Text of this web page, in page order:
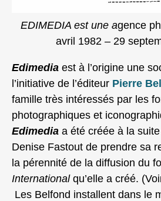
EDIMEDIA est une agence
avril 1982 – 29
Edimedia est à l’origine une
l’initiative de l’éditeur Pierre
famille très intéressés par les
photographiques et
Edimedia a été créée à la
Denise Fastout de prendre sa
la pérennité de la diffusion du
Internationalqu’elle a créé.
Les Belfond installent dans le